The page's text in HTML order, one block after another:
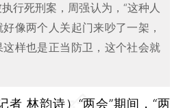
行死刑案，周强认为，“这种人
像两个人关起门来吵了一架，
样也是正当防卫，这个社会就
者林韵诗） “两会”期间，“两